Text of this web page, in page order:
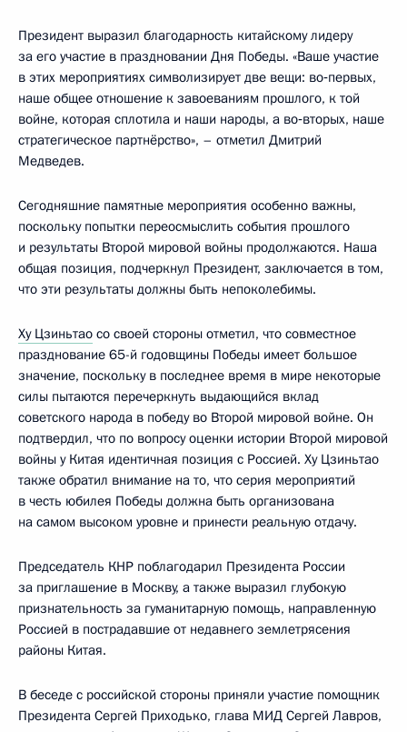
Президент выразил благодарность китайскому лидеру
за его участие в праздновании Дня Победы. «Ваше участие
в этих мероприятиях символизирует две вещи: во‑первых,
наше общее отношение к завоеваниям прошлого, к той
войне, которая сплотила и наши народы, а во‑вторых, наше
стратегическое партнёрство», – отметил Дмитрий
Медведев.
Сегодняшние памятные мероприятия особенно важны,
поскольку попытки переосмыслить события прошлого
и результаты Второй мировой войны продолжаются. Наша
общая позиция, подчеркнул Президент, заключается в том,
что эти результаты должны быть непоколебимы.
Ху Цзиньтао со своей стороны отметил, что совместное
празднование 65-й годовщины Победы имеет большое
значение, поскольку в последнее время в мире некоторые
силы пытаются перечеркнуть выдающийся вклад
советского народа в победу во Второй мировой войне. Он
подтвердил, что по вопросу оценки истории Второй мировой
войны у Китая идентичная позиция с Россией. Ху Цзиньтао
также обратил внимание на то, что серия мероприятий
в честь юбилея Победы должна быть организована
на самом высоком уровне и принести реальную отдачу.
Председатель КНР поблагодарил Президента России
за приглашение в Москву, а также выразил глубокую
признательность за гуманитарную помощь, направленную
Россией в пострадавшие от недавнего землетрясения
районы Китая.
В беседе с российской стороны приняли участие помощник
Президента Сергей Приходько, глава МИД Сергей Лавров,